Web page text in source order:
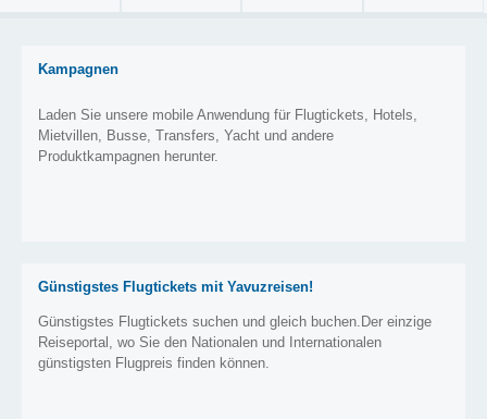
Kampagnen
Laden Sie unsere mobile Anwendung für Flugtickets, Hotels,
Mietvillen, Busse, Transfers, Yacht und andere
Produktkampagnen herunter.
Günstigstes Flugtickets mit Yavuzreisen!
Günstigstes Flugtickets suchen und gleich buchen.Der einzige
Reiseportal, wo Sie den Nationalen und Internationalen
günstigsten Flugpreis finden können.